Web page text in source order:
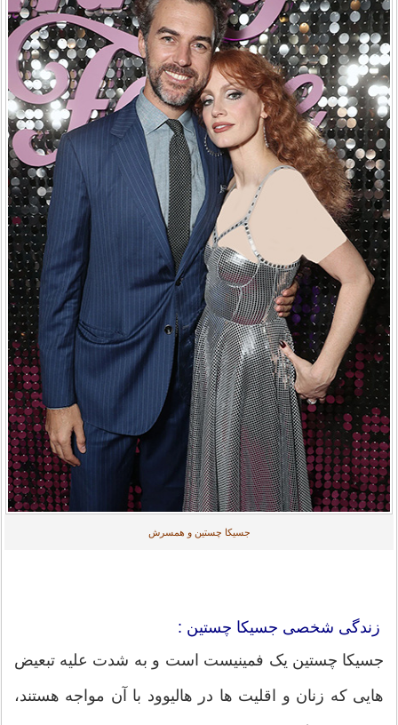
جسیکا چستین و همسرش
زندگی شخصی جسیکا چستین :
جسیکا چستین یک فمینیست است و به شدت علیه تبعیض
هایی که زنان و اقلیت ها در هالیوود با آن مواجه هستند،